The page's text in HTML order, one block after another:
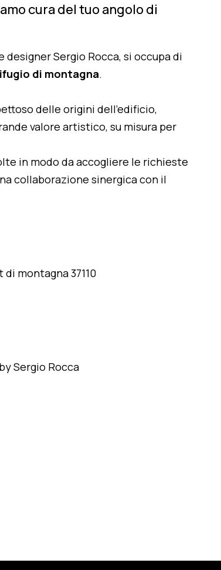
cura del tuo angolo di
Sergio Rocca, si occupa di
di montagna.
delle origini dell'edificio,
valore artistico, su misura per
in modo da accogliere le richieste
collaborazione sinergica con il